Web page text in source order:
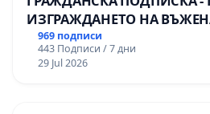
ИЗГРАЖДАНЕТО НА
НА ТЕРИТОРИЯТА НА
ЗАБЕЛЕЖИТЕЛНОСТ „ХЪЛМ
ОСВОБОДИТЕЛИТЕ“
969 подписи
443 Подписи / 7 дни
29 Jul 2026